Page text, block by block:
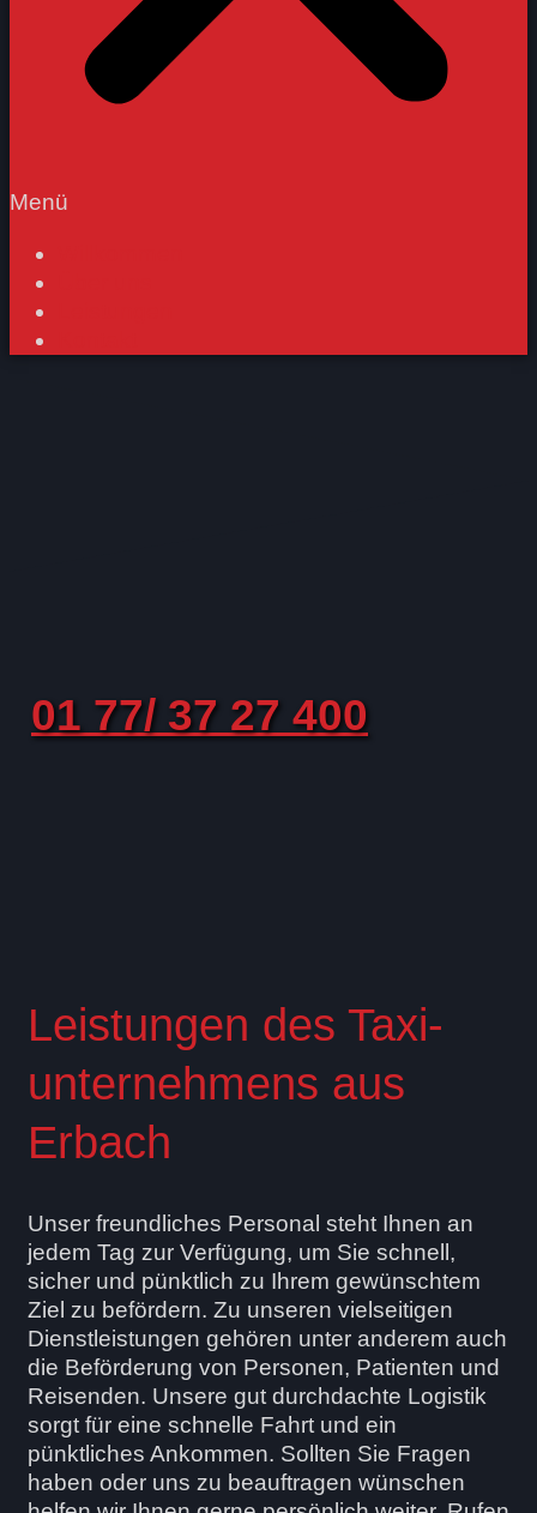
Menü
01 77/ 37 27 400
Leistungen des Taxi­
unternehmens aus
Erbach
Unser freundliches Personal steht Ihnen an
jedem Tag zur Verfügung, um Sie schnell,
sicher und pünktlich zu Ihrem gewünschtem
Ziel zu befördern. Zu unseren vielseitigen
Dienstleistungen gehören unter anderem auch
die Beförderung von Personen, Patienten und
Reisenden. Unsere gut durchdachte Logistik
sorgt für eine schnelle Fahrt und ein
pünktliches Ankommen. Sollten Sie Fragen
haben oder uns zu beauftragen wünschen